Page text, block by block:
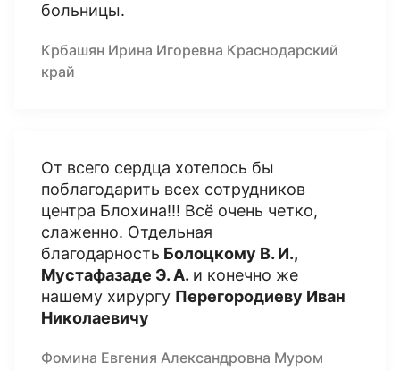
больницы.
Крбашян Ирина Игоревна Краснодарский
край
От всего сердца хотелось бы
поблагодарить всех сотрудников
центра Блохина!!! Всё очень четко,
слаженно. Отдельная
благодарность Болоцкому В. И.,
Мустафазаде Э. А. и конечно же
нашему хирургу Перегородиеву Иван
Николаевичу
Фомина Евгения Александровна Муром